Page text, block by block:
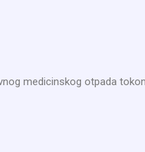
medicinskog otpada